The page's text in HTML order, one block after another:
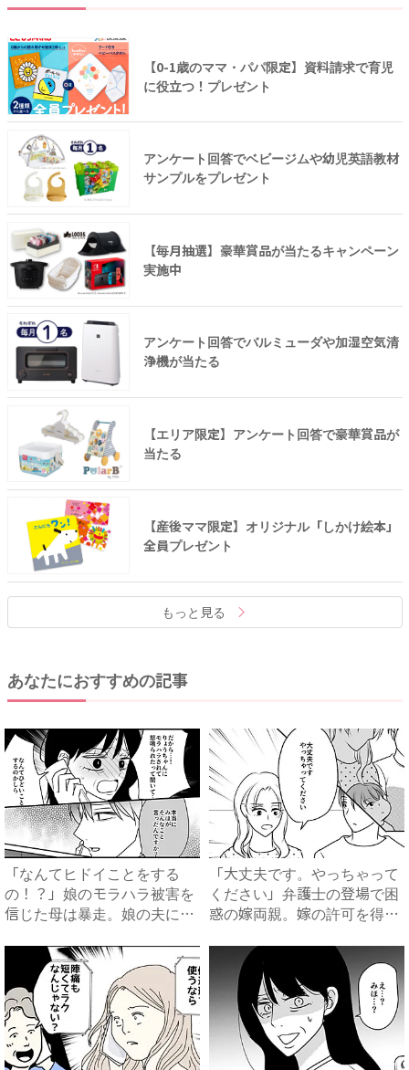
【0-1歳のママ・パパ限定】資料請求で育児
に役立つ！プレゼント
アンケート回答でベビージムや幼児英語教材
サンプルをプレゼント
【毎月抽選】豪華賞品が当たるキャンペーン
実施中
アンケート回答でバルミューダや加湿空気清
浄機が当たる
【エリア限定】アンケート回答で豪華賞品が
当たる
【産後ママ限定】オリジナル「しかけ絵本」
全員プレゼント
もっと見る
あなたにおすすめの記事
「なんてヒドイことをする
の！？」娘のモラハラ被害を
信じた母は暴走。娘の夫に電
「大丈夫です。やっちゃって
ください」弁護士の登場で困
惑の嫁両親。嫁の許可を得た